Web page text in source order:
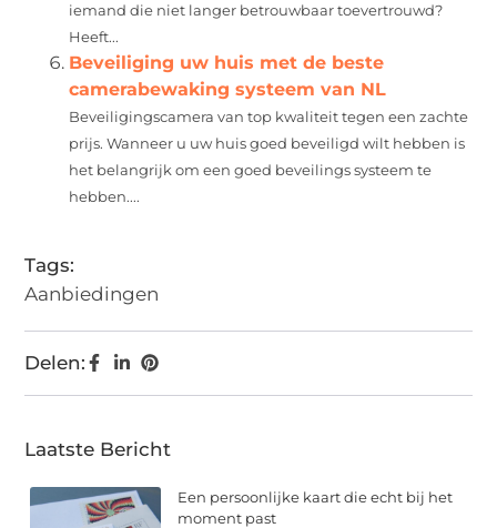
iemand die niet langer betrouwbaar toevertrouwd?
Heeft...
Beveiliging uw huis met de beste
camerabewaking systeem van NL
Beveiligingscamera van top kwaliteit tegen een zachte
prijs. Wanneer u uw huis goed beveiligd wilt hebben is
het belangrijk om een goed beveilings systeem te
hebben....
Tags:
Aanbiedingen
Delen:
Laatste Bericht
Een persoonlijke kaart die echt bij het
moment past